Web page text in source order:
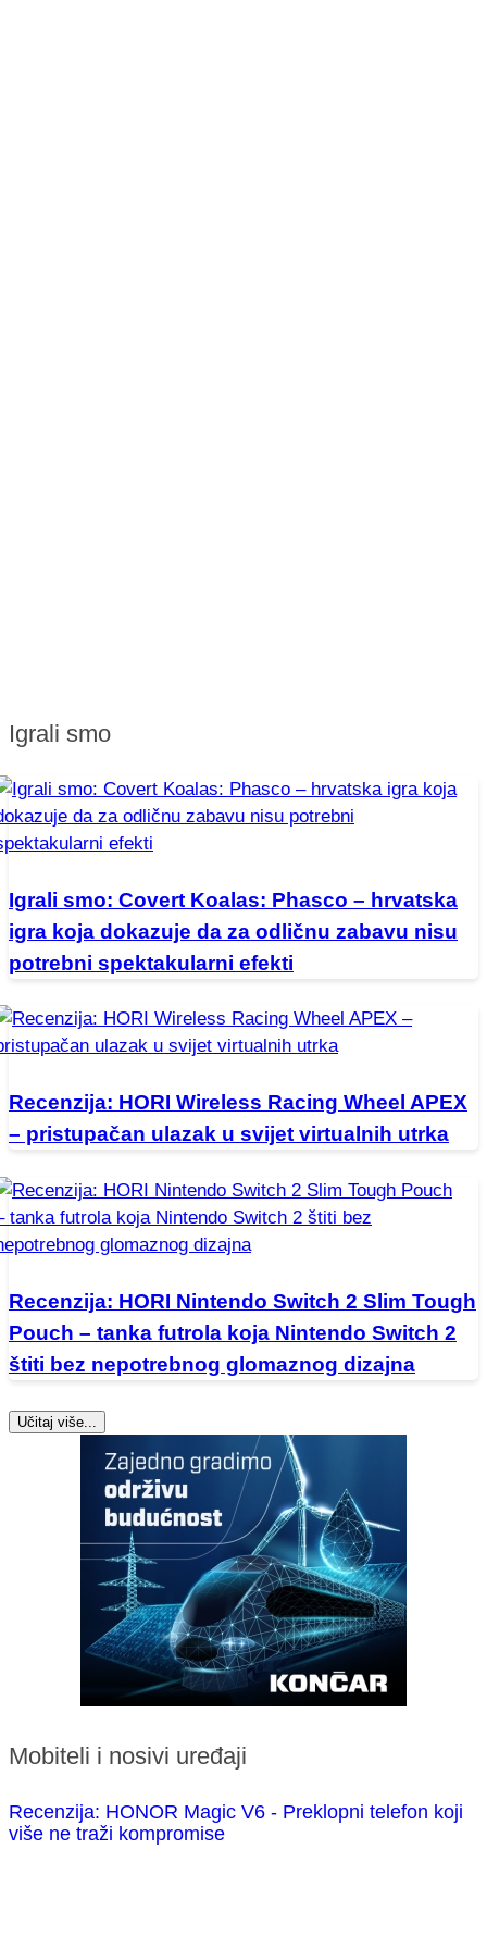
Igrali smo
Igrali smo: Covert Koalas: Phasco – hrvatska
igra koja dokazuje da za odličnu zabavu nisu
potrebni spektakularni efekti
Recenzija: HORI Wireless Racing Wheel APEX
– pristupačan ulazak u svijet virtualnih utrka
Recenzija: HORI Nintendo Switch 2 Slim Tough
Pouch – tanka futrola koja Nintendo Switch 2
štiti bez nepotrebnog glomaznog dizajna
Učitaj više...
Mobiteli i nosivi uređaji
Recenzija: HONOR Magic V6 - Preklopni telefon koji
više ne traži kompromise